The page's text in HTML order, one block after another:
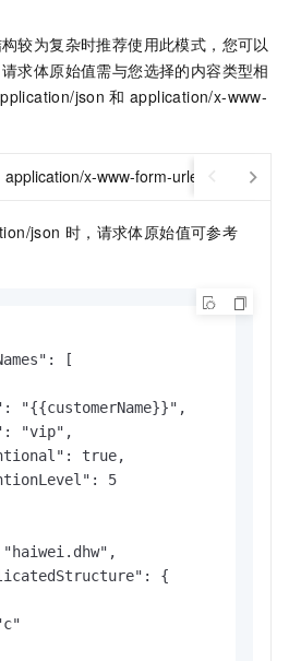
较为复杂时推荐使用此模式，您可以
求体原始值需与您选择的内容类型相
json 和 application/x-www-
application/x-www-form-urlencoded
json 时，请求体原始值可参考
[
"{{customerName}}",
"vip",
true,
5
{